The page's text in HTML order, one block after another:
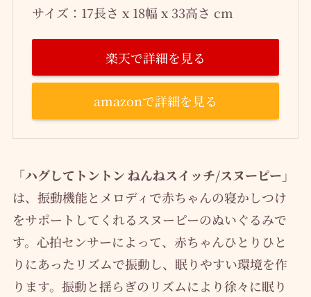
サイズ：17長さ x 18幅 x 33高さ cm
楽天で詳細を見る
amazonで詳細を見る
「ハグしてトントン ねんねスイッチ/スヌーピー」
は、振動機能とメロディで赤ちゃんの寝かしつけ
をサポートしてくれるスヌーピーのぬいぐるみで
す。心拍センサーによって、赤ちゃんひとりひと
りにあったリズムで振動し、眠りやすい環境を作
ります。振動と揺らぎのリズムにより徐々に眠り